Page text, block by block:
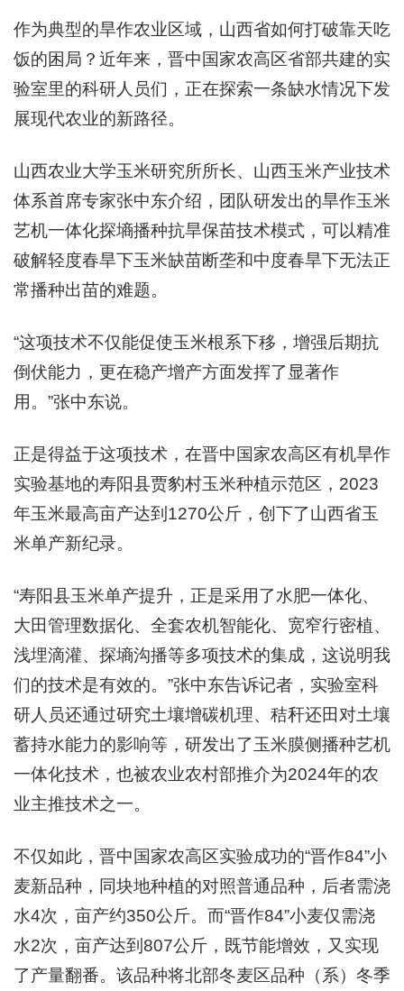
作为典型的旱作农业区域，山西省如何打破靠天吃
饭的困局？近年来，晋中国家农高区省部共建的实
验室里的科研人员们，正在探索一条缺水情况下发
展现代农业的新路径。
山西农业大学玉米研究所所长、山西玉米产业技术
体系首席专家张中东介绍，团队研发出的旱作玉米
艺机一体化探墒播种抗旱保苗技术模式，可以精准
破解轻度春旱下玉米缺苗断垄和中度春旱下无法正
常播种出苗的难题。
“这项技术不仅能促使玉米根系下移，增强后期抗
倒伏能力，更在稳产增产方面发挥了显著作
用。”张中东说。
正是得益于这项技术，在晋中国家农高区有机旱作
实验基地的寿阳县贾豹村玉米种植示范区，2023
年玉米最高亩产达到1270公斤，创下了山西省玉
米单产新纪录。
“寿阳县玉米单产提升，正是采用了水肥一体化、
大田管理数据化、全套农机智能化、宽窄行密植、
浅埋滴灌、探墒沟播等多项技术的集成，这说明我
们的技术是有效的。”张中东告诉记者，实验室科
研人员还通过研究土壤增碳机理、秸秆还田对土壤
蓄持水能力的影响等，研发出了玉米膜侧播种艺机
一体化技术，也被农业农村部推介为2024年的农
业主推技术之一。
不仅如此，晋中国家农高区实验成功的“晋作84”小
麦新品种，同块地种植的对照普通品种，后者需浇
水4次，亩产约350公斤。而“晋作84”小麦仅需浇
水2次，亩产达到807公斤，既节能增效，又实现
了产量翻番。该品种将北部冬麦区品种（系）冬季